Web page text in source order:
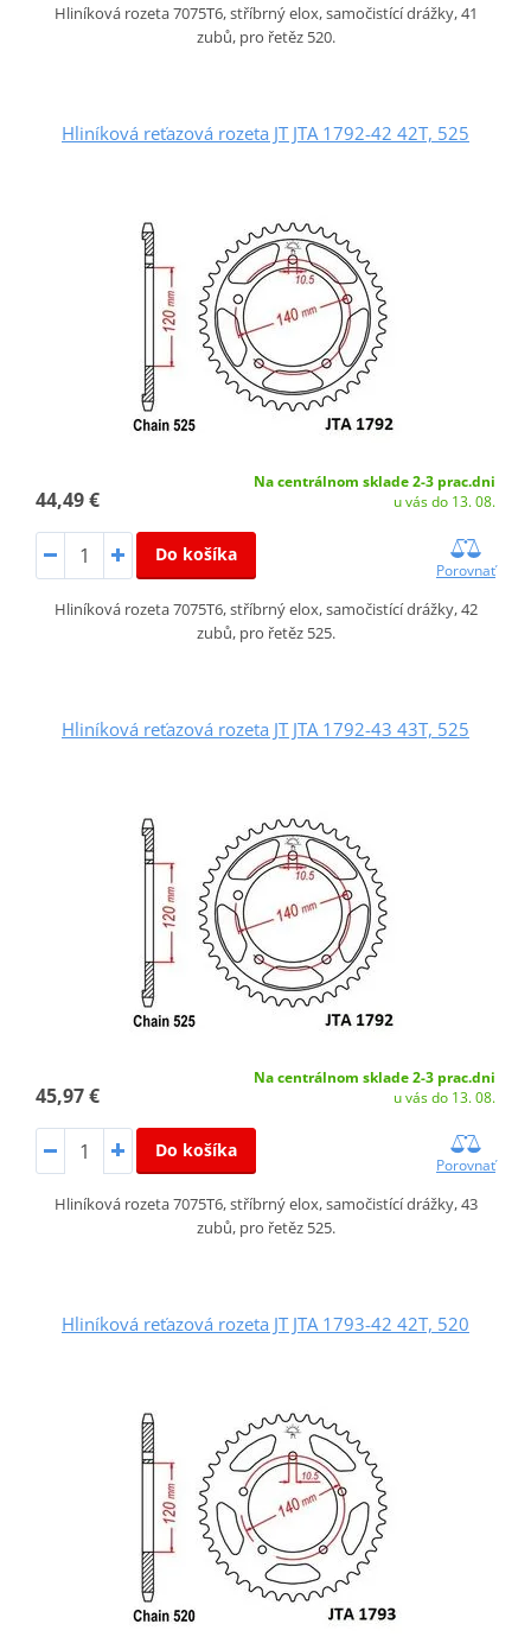
Hliníková rozeta 7075T6, stříbrný elox, samočistící drážky, 41
zubů, pro řetěz 520.
Hliníková reťazová rozeta JT JTA 1792-42 42T, 525
44,49 €
Na centrálnom sklade 2-3 prac.dni
u vás do 13. 08.
Do košíka
Porovnať
Hliníková rozeta 7075T6, stříbrný elox, samočistící drážky, 42
zubů, pro řetěz 525.
Hliníková reťazová rozeta JT JTA 1792-43 43T, 525
45,97 €
Na centrálnom sklade 2-3 prac.dni
u vás do 13. 08.
Do košíka
Porovnať
Hliníková rozeta 7075T6, stříbrný elox, samočistící drážky, 43
zubů, pro řetěz 525.
Hliníková reťazová rozeta JT JTA 1793-42 42T, 520